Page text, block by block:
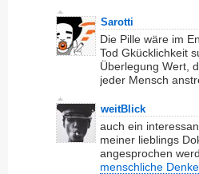
Sarotti
Die Pille wäre im
Tod Gkücklichkeit
Überlegung Wert,
jeder Mensch
weitBlick
auch ein
meiner lieblings
angesprochen
menschliche